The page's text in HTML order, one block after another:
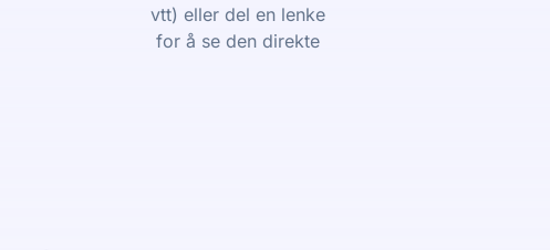
vtt) eller del en lenke
for å se den direkte